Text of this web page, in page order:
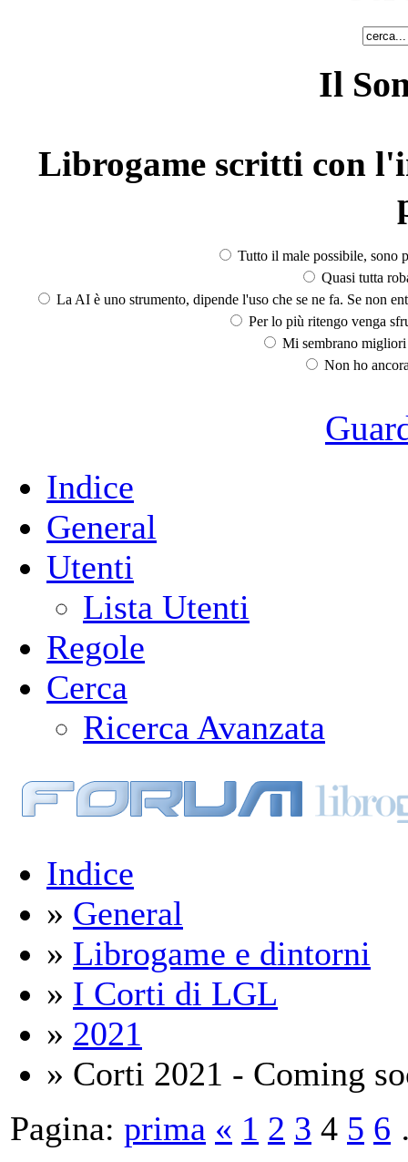
Il
Librogame scritti con
Tutto il male possibile, sono
Quasi tutta
La AI è uno strumento, dipende l'uso che se ne fa. Se non
Per lo più ritengo venga
Mi sembrano
Non ho
Indice
General
Utenti
Lista Utenti
Regole
Cerca
Ricerca Avanzata
Indice
» General
» Librogame e dintorni
» I Corti di LGL
» 2021
» Corti 2021 - Coming
Pagina: prima « 1 2 3 4 5 6